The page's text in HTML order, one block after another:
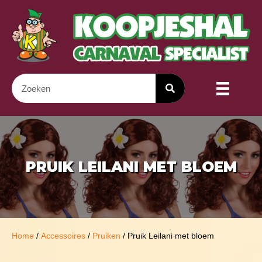
PRUIK LEILANI MET BLOEM
Home / Accessoires / Pruiken / Pruik Leilani met bloem